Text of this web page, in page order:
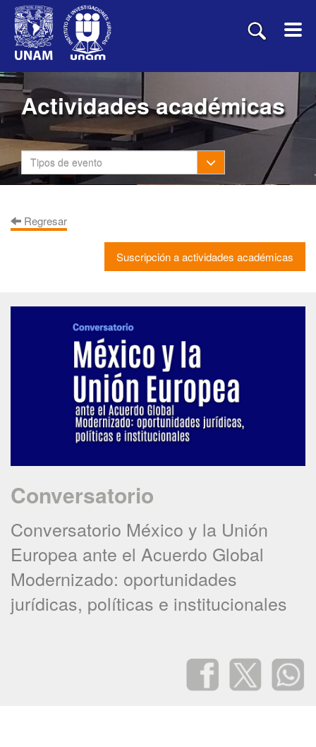
Actividades académicas
Tipos de evento Toggle Dropdown
Regresar
Suscripción a actividades académicas
Conversatorio
Conversatorio México y la Unión
Europea ante el Acuerdo Global
Modernizado: oportunidades
jurídicas, políticas e institucionales